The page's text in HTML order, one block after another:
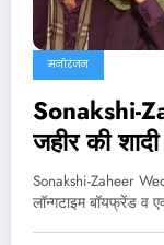
मनोरंजन
Sonakshi-
जहीर की
सिन्हा?
Sonakshi-Zaheer
लॉन्गटाइम बॉयफ्रेंड व